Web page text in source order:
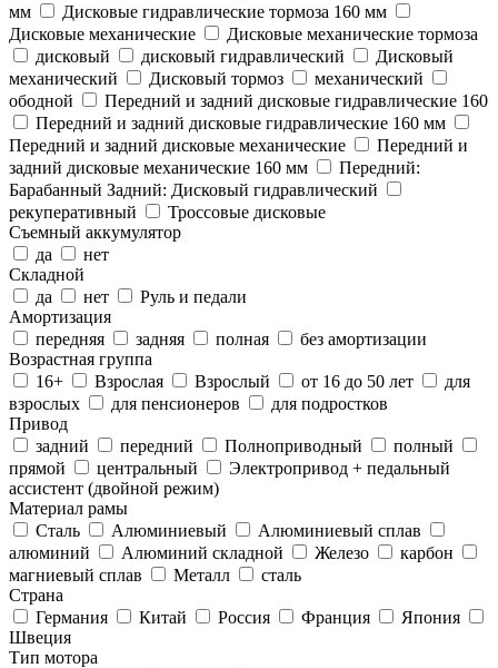
мм
Дисковые гидравлические тормоза 160 мм
Дисковые механические
Дисковые механические тормоза
дисковый
дисковый гидравлический
Дисковый
механический
Дисковый тормоз
механический
ободной
Передний и задний дисковые гидравлические 160
Передний и задний дисковые гидравлические 160 мм
Передний и задний дисковые механические
Передний и
задний дисковые механические 160 мм
Передний:
Барабанный Задний: Дисковый гидравлический
рекуперативный
Троссовые дисковые
Съемный аккумулятор
да
нет
Складной
да
нет
Руль и педали
Амортизация
передняя
задняя полная
без амортизации
Возрастная группа
16+
Взрослая Взрослый от 16 до 50 лет
для
взрослых
для пенсионеров
для подростков
Привод
задний
передний Полноприводный
полный
прямой
центральный
Электропривод + педальный
ассистент (двойной режим)
Материал рамы
Cталь
Алюминиевый
Алюминиевый сплав
алюминий
Алюминий складной Железо
карбон
магниевый сплав
Металл
сталь
Страна
Германия
Китай Россия Франция
Япония
Швеция
Тип мотора